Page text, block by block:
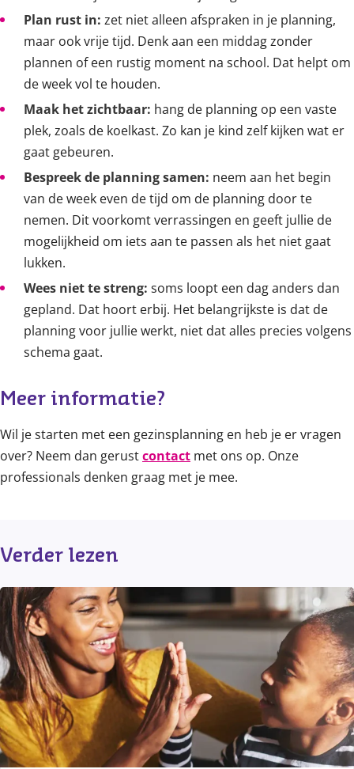
Plan rust in: zet niet alleen afspraken in je planning,
maar ook vrije tijd. Denk aan een middag zonder
plannen of een rustig moment na school. Dat helpt om
de week vol te houden.
Maak het zichtbaar: hang de planning op een vaste
plek, zoals de koelkast. Zo kan je kind zelf kijken wat er
gaat gebeuren.
Bespreek de planning samen: neem aan het begin
van de week even de tijd om de planning door te
nemen. Dit voorkomt verrassingen en geeft jullie de
mogelijkheid om iets aan te passen als het niet gaat
lukken.
Wees niet te streng: soms loopt een dag anders dan
gepland. Dat hoort erbij. Het belangrijkste is dat de
planning voor jullie werkt, niet dat alles precies volgens
schema gaat.
Meer informatie?
Wil je starten met een gezinsplanning en heb je er vragen
over? Neem dan gerustcontact met ons op. Onze
professionals denken graag met je mee.
Verder lezen